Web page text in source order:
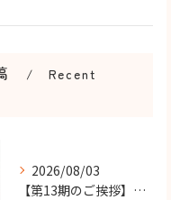
Recent
2026/08/03
【第13期のご挨拶】感謝を力に、さらなる挑戦の一年へ